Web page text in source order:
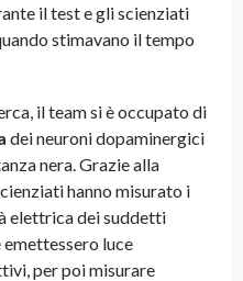
il test e gli scienziati
stimavano il tempo
il team si è occupato di
dei neuroni dopaminergici
nera. Grazie alla
hanno misurato i
elettrica dei suddetti
emettessero luce
per poi misurare